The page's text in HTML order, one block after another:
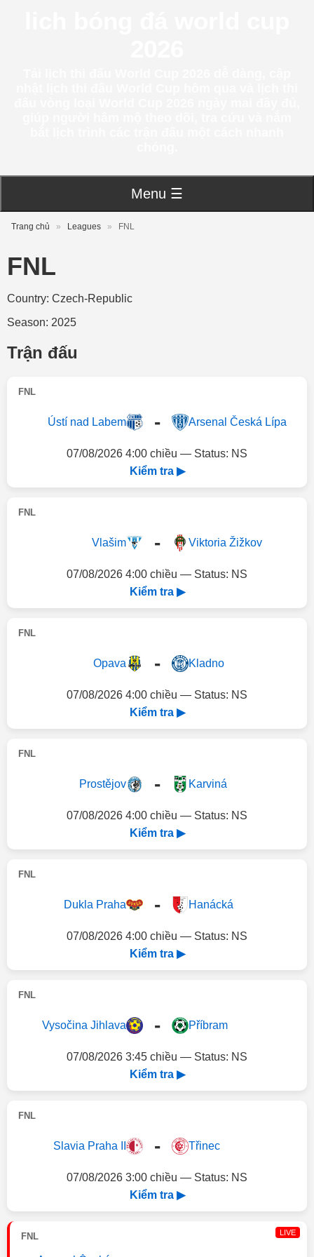
Menu ☰
Trang chủ » Leagues » FNL
FNL
Country: Czech-Republic
Season: 2025
Trận đấu
FNL
Ústí nad Labem - Arsenal Česká Lípa
07/08/2026 4:00 chiều — Status: NS
Kiểm tra ▶
FNL
Vlašim - Viktoria Žižkov
07/08/2026 4:00 chiều — Status: NS
Kiểm tra ▶
FNL
Opava - Kladno
07/08/2026 4:00 chiều — Status: NS
Kiểm tra ▶
FNL
Prostějov - Karviná
07/08/2026 4:00 chiều — Status: NS
Kiểm tra ▶
FNL
Dukla Praha - Hanácká
07/08/2026 4:00 chiều — Status: NS
Kiểm tra ▶
FNL
Vysočina Jihlava - Příbram
07/08/2026 3:45 chiều — Status: NS
Kiểm tra ▶
FNL
Slavia Praha II - Třinec
07/08/2026 3:00 chiều — Status: NS
Kiểm tra ▶
FNL LIVE